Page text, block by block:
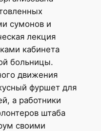
сумонов и
лекция
кабинета
больницы.
движения
фуршет для
а работники
штаба
своими